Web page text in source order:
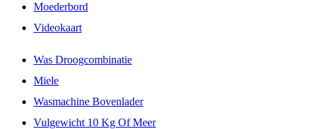
Moederbord
Videokaart
Was Droogcombinatie
Miele
Wasmachine Bovenlader
Vulgewicht 10 Kg Of Meer